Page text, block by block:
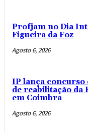
Profjam no Dia
Figueira da Foz
Agosto 6, 2026
IP lança concurso
de reabilitação da
em Coimbra
Agosto 6, 2026